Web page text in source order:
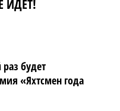
ИДЁТ!
будет
«Яхтсмен года